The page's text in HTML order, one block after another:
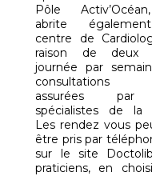
Pôle
abrite
centre de
raison de deux
journée par
consultations
assurées
spécialistes de la
Les rendez vous
être pris par
sur le site
praticiens, en